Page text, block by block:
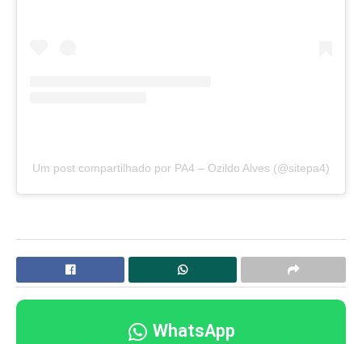
Um post compartilhado por PA4 – Ozildo Alves (@sitepa4)
WhatsApp